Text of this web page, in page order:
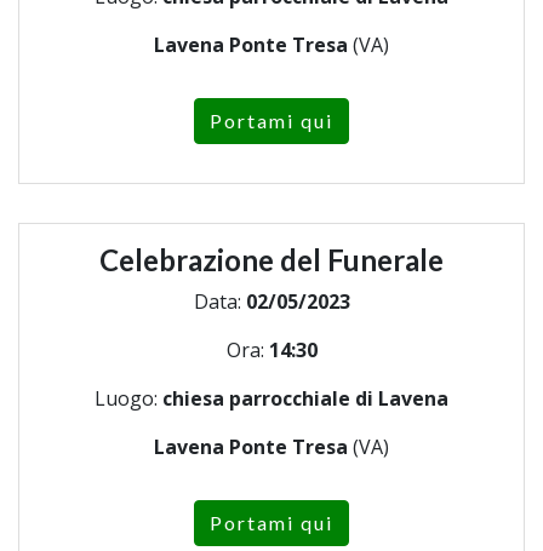
Lavena Ponte Tresa (VA)
Portami qui
Celebrazione del Funerale
Data: 02/05/2023
Ora: 14:30
Luogo: chiesa parrocchiale di Lavena
Lavena Ponte Tresa (VA)
Portami qui